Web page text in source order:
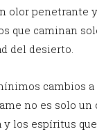
olor penetrante
que caminan
del desierto.
cambios
no es solo
los espíritus